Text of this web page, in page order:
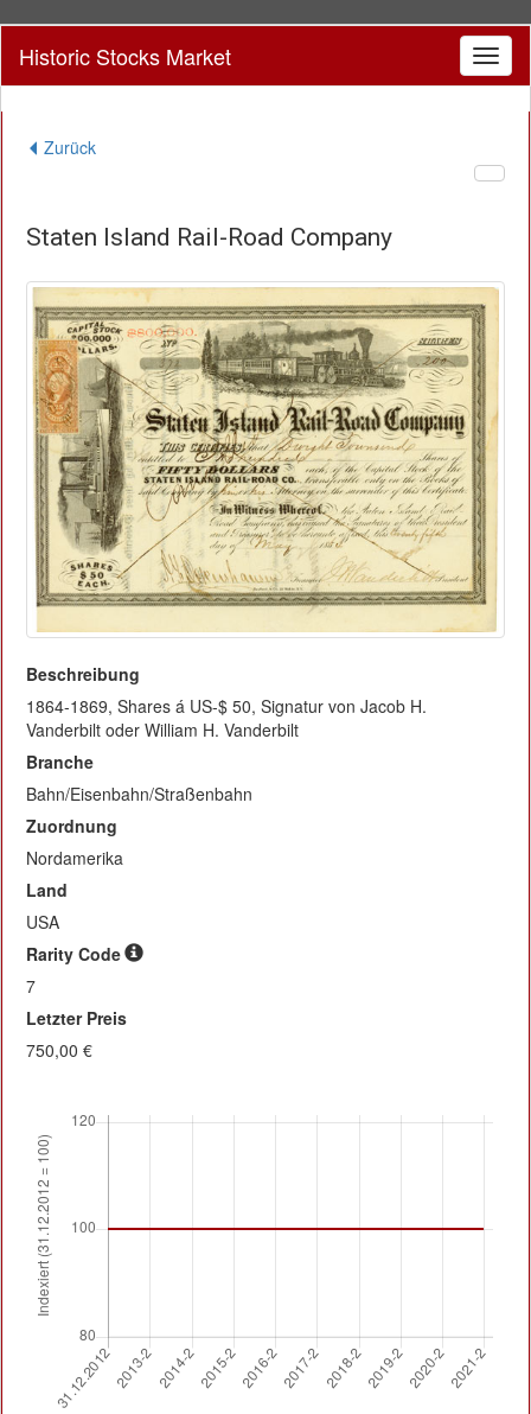
Historic Stocks Market
Zurück
Staten Island Rail-Road Company
Beschreibung
1864-1869, Shares á US-$ 50, Signatur von Jacob H.
Vanderbilt oder William H. Vanderbilt
Branche
Bahn/Eisenbahn/Straßenbahn
Zuordnung
Nordamerika
Land
USA
Rarity Code
7
Letzter Preis
750,00 €